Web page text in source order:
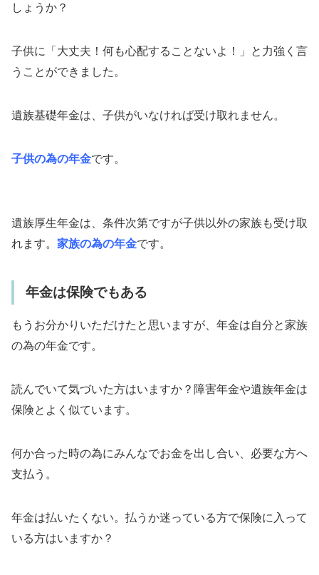
しょうか？
子供に「大丈夫！何も心配することないよ！」と力強く言
うことができました。
遺族基礎年金は、子供がいなければ受け取れません。
子供の為の年金です。
遺族厚生年金は、条件次第ですが子供以外の家族も受け取
れます。 家族の為の年金です。
年金は保険でもある
もうお分かりいただけたと思いますが、 年金は自分と家族
の為の年金です。
読んでいて気づいた方はいますか？障害年金や遺族年金は
保険とよく似ています。
何か合った時の為にみんなでお金を出し合い、必要な方へ
支払う。
年金は払いたくない。払うか迷っている方で保険に入って
いる方はいますか？